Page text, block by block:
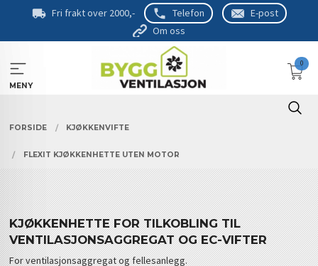
Fri frakt over 2000,- Telefon
E-post
Om oss
MENY
0
FORSIDE KJØKKENVIFTE
FLEXIT KJØKKENHETTE UTEN MOTOR
KJØKKENHETTE FOR TILKOBLING TIL
VENTILASJONSAGGREGAT OG EC-VIFTER
For ventilasjonsaggregat og fellesanlegg.